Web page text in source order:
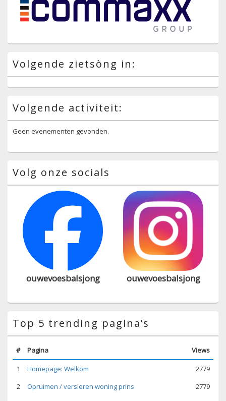
Volgende zietsòng in:
Volgende activiteit:
Geen evenementen gevonden.
Volg onze socials
ouwevoesbalsjong ouwevoesbalsjong
Top 5 trending pagina’s
# Pagina Views
1 Homepage: Welkom
2779
2
Opruimen / versieren woning prins
2779